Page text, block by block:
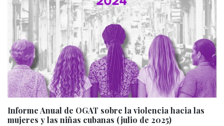
Informe Anual de OGAT sobre la violencia hacia las
mujeres y las niñas cubanas (julio de 2025)